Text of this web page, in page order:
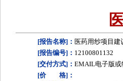
[报告名称]： 医药用纱项目建
[报告编号]： 12100801132
[交付方式]： EMAIL电子版或
[价 格]：